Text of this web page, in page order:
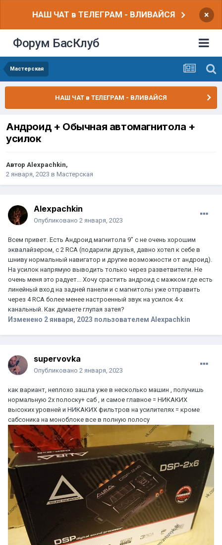
НАШ ЧАТ в ТЕЛЕГРАМ - ВЛИВАЙСЯ ×
Форум БасКлуб
Мастерская
НАШ ЧАТ в ТЕЛЕГРАМ - ВЛИВАЙСЯ
Андроид + Обычная автомагнитола +
усилок
Автор Alexpachkin,
2 января, 2023 в Мастерская
Alexpachkin
Опубликовано 2 января, 2023
Всем привет. Есть Андроид магнитола 9" с не очень хорошим
эквалайзером, с 2 RCA (подарили друзья, давно хотел к себе в
шниву нормальный навигатор и другие возможности от андроид).
На усилок напрямую выводить только через разветвители. Не
очень меня это радует... Хочу срастить андроид с мажком где есть
линейный вход на задней панели и с магнитолы уже отправить
через 4 RCA более менее настроенный звук на усилок 4-х
канальный. Как думаете глупая затея?
Изменено 2 января, 2023 пользователем Alexpachkin
supervovka
Опубликовано 2 января, 2023
как вариант, неплохо зашла уже в несколько машин , получишь
нормальную 2х полоску+ саб , и самое главное = НИКАКИХ
высоких уровней и НИКАКИХ фильтров на усилителях = кроме
сабсоника на моноблоке все в полную полосу